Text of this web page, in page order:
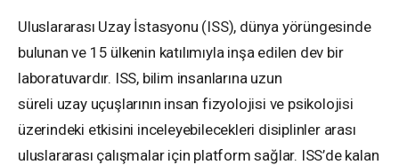
Uluslararası Uzay İstasyonu (ISS), dünya yörüngesinde
bulunan ve 15 ülkenin katılımıyla inşa edilen dev bir
laboratuvardır. ISS, bilim insanlarına uzun
süreli uzay uçuşlarının insan fizyolojisi ve psikolojisi
üzerindeki etkisini inceleyebilecekleri disiplinler arası
uluslararası çalışmalar için platform sağlar. ISS’de kalan